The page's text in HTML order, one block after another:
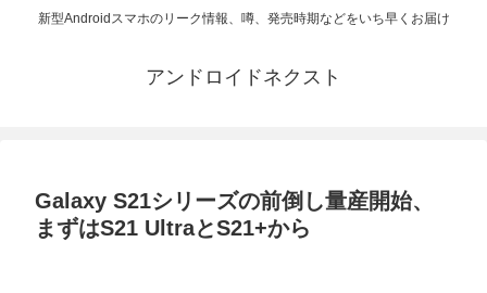
新型Androidスマホのリーク情報、噂、発売時期などをいち早くお届け
アンドロイドネクスト
Galaxy S21シリーズの前倒し量産開始、
まずはS21 UltraとS21+から